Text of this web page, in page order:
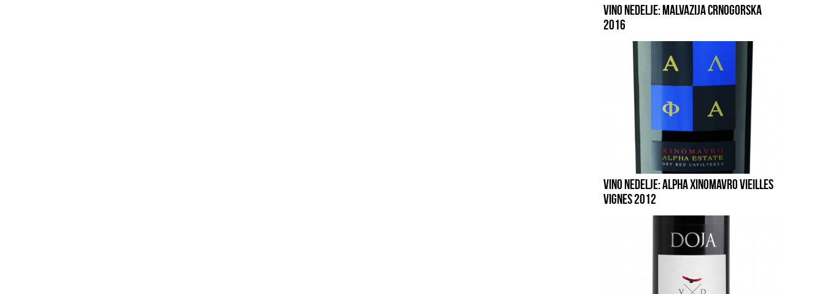
VINO NEDELJE: MALVAZIJA CRNOGORSKA
2016
VINO NEDELJE: ALPHA XINOMAVRO VIEILLES
VIGNES 2012